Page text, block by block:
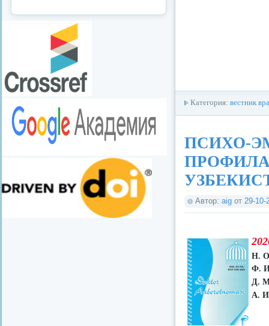
Категория: вестник
ПСИХО-
Автор: aig от 29-10-
Н.
Ф.
Д.
А.